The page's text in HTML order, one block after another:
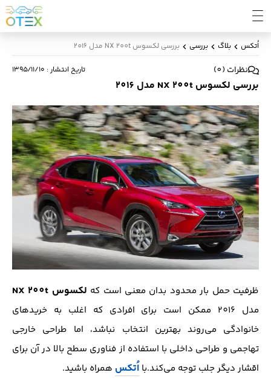
اُتکس بلاگ بررسی بررسی لکسوس NX 200t مدل 2016
نظرات (
0
) تاریخ انتشار: ۱۳۹۵/۱۱/۱۰
بررسی لکسوس NX 200t مدل 2016
ظرفیت حمل بار محدود بدان معنی است که لکسوس NX 200t
مدل 201۶ ممکن است برای افرادی که اغلب به خریدهای
خانوادگی می‌روند بهترین انتخاب نباشد، اما طراحی خارجی
تهاجمی و طراحی داخلی با استفاده از فناوری سطح بالا در آن برای
اقشار دیگر جلب توجه می‌کند.با اُتکس همراه باشید.